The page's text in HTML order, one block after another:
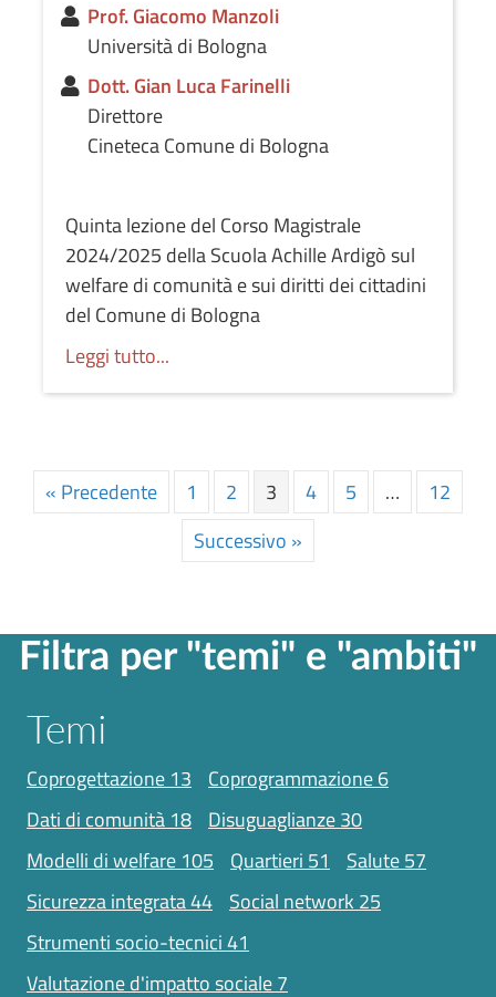
Prof. Giacomo Manzoli
Università di Bologna
Dott. Gian Luca Farinelli
Direttore
Cineteca Comune di Bologna
Quinta lezione del Corso Magistrale
2024/2025 della Scuola Achille Ardigò sul
welfare di comunità e sui diritti dei cittadini
del Comune di Bologna
Leggi tutto...
« Precedente 1 2 3 4 5 …
12
Successivo »
Filtra per "temi" e "ambiti"
Temi
coprogettazione 13 coprogrammazione6
dati di comunità 18 disuguaglianze30
modelli di welfare 105 quartieri 51 salute57
sicurezza integrata44 social network 25
strumenti socio-tecnici41
valutazione d'impatto sociale7